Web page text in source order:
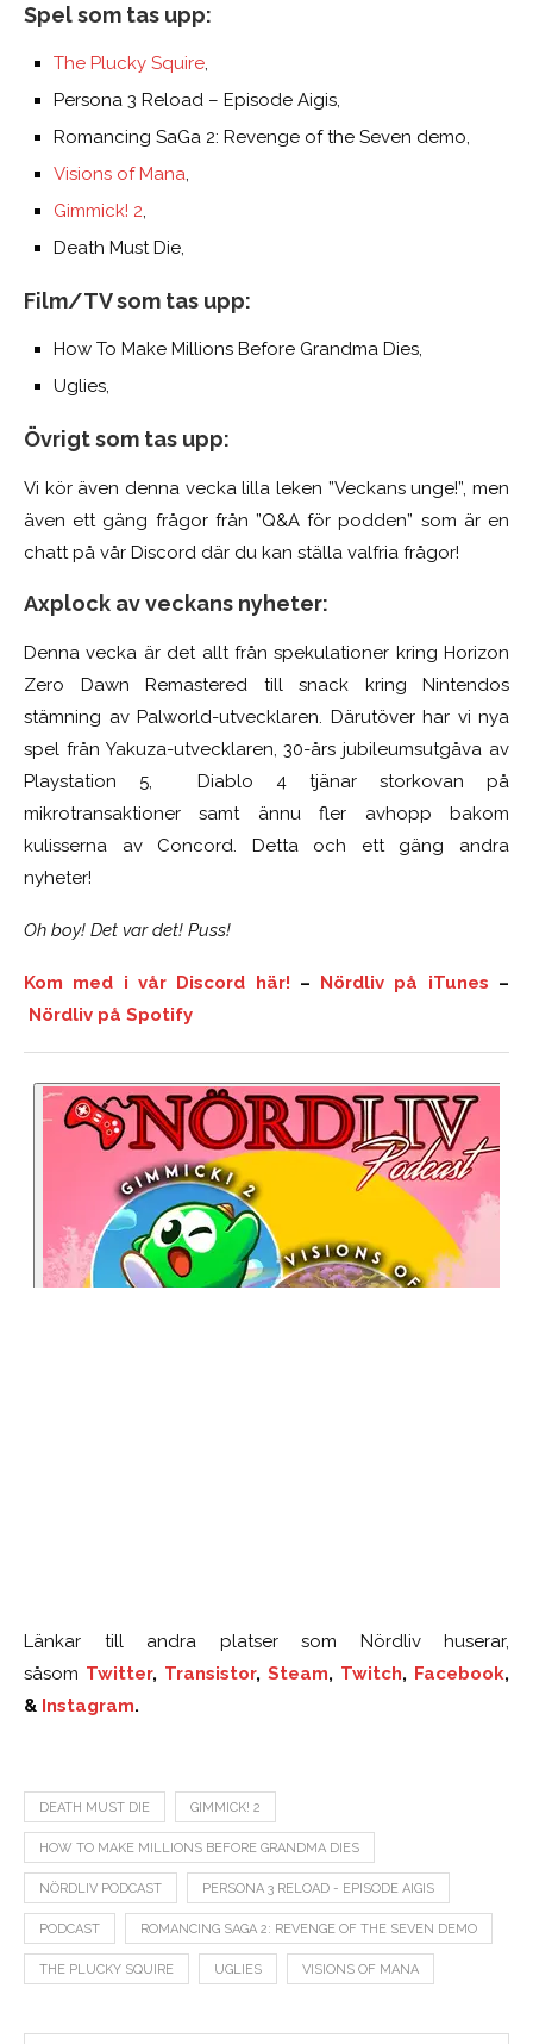
Spel som tas upp:
The Plucky Squire,
Persona 3 Reload – Episode Aigis,
Romancing SaGa 2: Revenge of the Seven demo,
Visions of Mana,
Gimmick! 2,
Death Must Die,
Film/TV som tas upp:
How To Make Millions Before Grandma Dies,
Uglies,
Övrigt som tas upp:
Vi kör även denna vecka lilla leken ”Veckans unge!”, men
även ett gäng frågor från ”Q&A för podden” som är en
chatt på vår Discord där du kan ställa valfria frågor!
Axplock av veckans nyheter:
Denna vecka är det allt från spekulationer kring Horizon
Zero Dawn Remastered till snack kring Nintendos
stämning av Palworld-utvecklaren. Därutöver har vi nya
spel från Yakuza-utvecklaren, 30-års jubileumsutgåva av
Playstation 5, Diablo 4 tjänar storkovan på
mikrotransaktioner samt ännu fler avhopp bakom
kulisserna av Concord. Detta och ett gäng andra
nyheter!
Oh boy! Det var det! Puss!
Kom med i vår Discord här! – Nördliv på iTunes –
Nördliv på Spotify
Länkar till andra platser som Nördliv huserar,
såsom Twitter, Transistor, Steam, Twitch, Facebook,
& Instagram.
DEATH MUST DIE GIMMICK! 2
HOW TO MAKE MILLIONS BEFORE GRANDMA DIES
NÖRDLIV PODCAST PERSONA 3 RELOAD - EPISODE AIGIS
PODCAST ROMANCING SAGA 2: REVENGE OF THE SEVEN DEMO
THE PLUCKY SQUIRE UGLIES VISIONS OF MANA